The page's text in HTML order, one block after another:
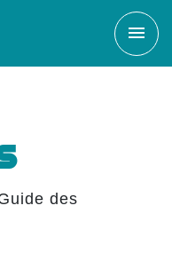
menu
des